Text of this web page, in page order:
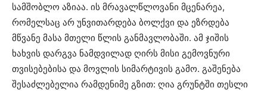
სამშობლო აზიაა. ის მრავალწლოვანი მცენარეა,
რომელსაც არ უნვითარდება ბოლქვი და ეზრდება
მწვანე მასა მთელი წლის განმავლობაში. ამ ჯიშის
ხახვის დარგვა ნამდვილად ღირს მისი გემოვნური
თვისებებისა და მოვლის სიმარტივის გამო. გაშენება
შესაძლებელია რამდენიმე გზით: ღია გრუნტში თესლი